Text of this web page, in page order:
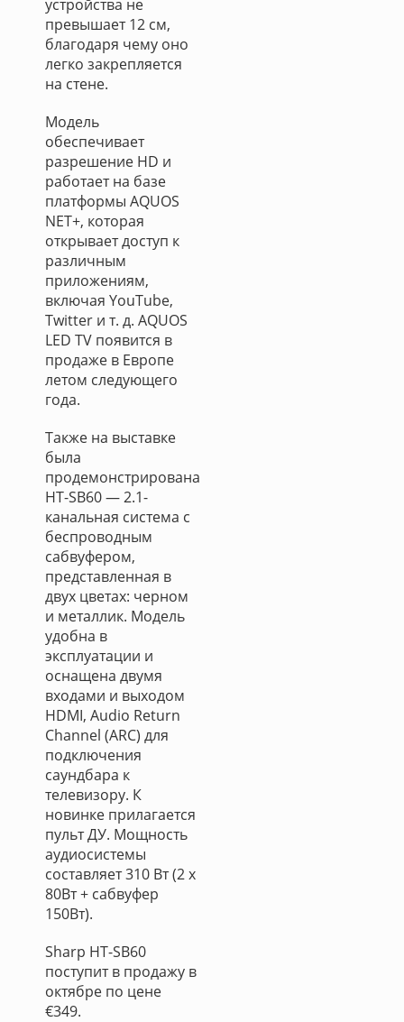
устройства не
превышает 12 см,
благодаря чему оно
легко закрепляется
на стене.
Модель
обеспечивает
разрешение HD и
работает на базе
платформы AQUOS
NET+, которая
открывает доступ к
различным
приложениям,
включая YouTube,
Twitter и т. д. AQUOS
LED TV появится в
продаже в Европе
летом следующего
года.
Также на выставке
была
продемонстрирована
HT-SB60 — 2.1-
канальная система с
беспроводным
сабвуфером,
представленная в
двух цветах: черном
и металлик. Модель
удобна в
эксплуатации и
оснащена двумя
входами и выходом
HDMI, Audio Return
Channel (ARC) для
подключения
саундбара к
телевизору. К
новинке прилагается
пульт ДУ. Мощность
аудиосистемы
составляет 310 Вт (2 x
80Вт + сабвуфер
150Вт).
Sharp HT-SB60
поступит в продажу в
октябре по цене
€349.